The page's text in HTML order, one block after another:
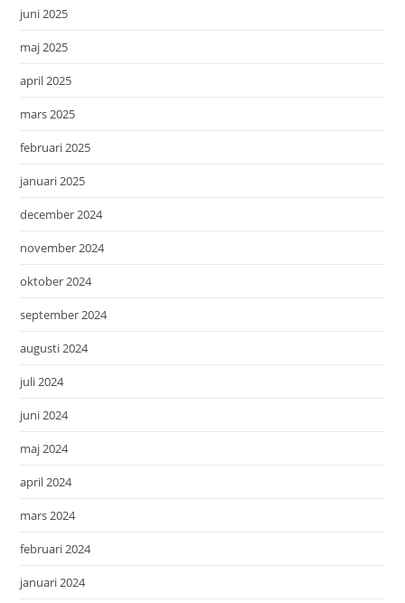
juni 2025
maj 2025
april 2025
mars 2025
februari 2025
januari 2025
december 2024
november 2024
oktober 2024
september 2024
augusti 2024
juli 2024
juni 2024
maj 2024
april 2024
mars 2024
februari 2024
januari 2024